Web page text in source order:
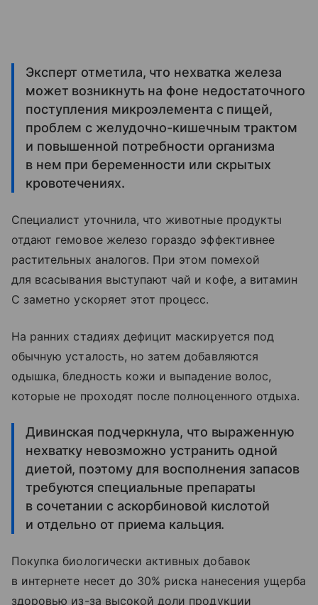
Эксперт отметила, что нехватка железа
может возникнуть на фоне недостаточного
поступления микроэлемента с пищей,
проблем с желудочно-кишечным трактом
и повышенной потребности организма
в нем при беременности или скрытых
кровотечениях.
Специалист уточнила, что животные продукты
отдают гемовое железо гораздо эффективнее
растительных аналогов. При этом помехой
для всасывания выступают чай и кофе, а витамин
С заметно ускоряет этот процесс.
На ранних стадиях дефицит маскируется под
обычную усталость, но затем добавляются
одышка, бледность кожи и выпадение волос,
которые не проходят после полноценного отдыха.
Дивинская подчеркнула, что выраженную
нехватку невозможно устранить одной
диетой, поэтому для восполнения запасов
требуются специальные препараты
в сочетании с аскорбиновой кислотой
и отдельно от приема кальция.
Покупка биологически активных добавок
в интернете несет до 30% риска нанесения ущерба
здоровью из-за высокой доли продукции